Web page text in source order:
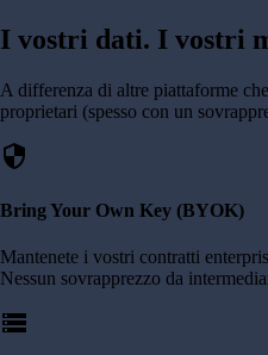
I vostri dati. I vostri
A differenza di altre piattaforme
proprietari (spesso con un
security
Bring Your Own Key (BYOK)
Mantenete i vostri contratti
Nessun sovrapprezzo da
storage